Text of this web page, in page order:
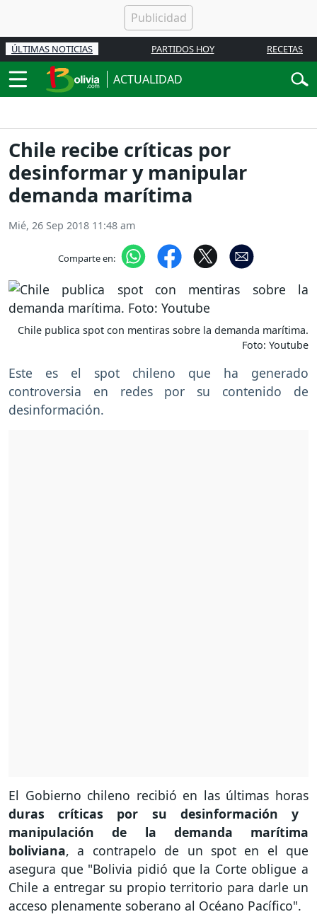
ÚLTIMAS NOTICIAS PARTIDOS HOY RECETAS
ACTUALIDAD
Chile recibe críticas por
desinformar y manipular
demanda marítima
Mié, 26 Sep 2018 11:48 am
Comparte en:
Chile publica spot con mentiras sobre la demanda marítima.
Foto: Youtube
Este es el spot chileno que ha generado
controversia en redes por su contenido de
desinformación.
El Gobierno chileno recibió en las últimas horas
duras críticas por su desinformación y
manipulación de la demanda marítima
boliviana, a contrapelo de un spot en el que
asegura que "Bolivia pidió que la Corte obligue a
Chile a entregar su propio territorio para darle un
acceso plenamente soberano al Océano Pacífico".